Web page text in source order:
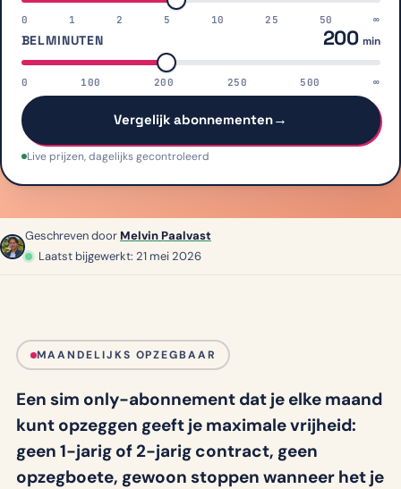
0 1 2 5 10 25 50 ∞
BELMINUTEN 200 min
0 100 200 250 500 ∞
Vergelijk abonnementen→
Live prijzen, dagelijks gecontroleerd
Geschreven door Melvin Paalvast
Laatst bijgewerkt: 21 mei 2026
MAANDELIJKS OPZEGBAAR
Een sim only-abonnement dat je elke maand
kunt opzeggen geeft je maximale vrijheid:
geen 1-jarig of 2-jarig contract, geen
opzegboete, gewoon stoppen wanneer het je